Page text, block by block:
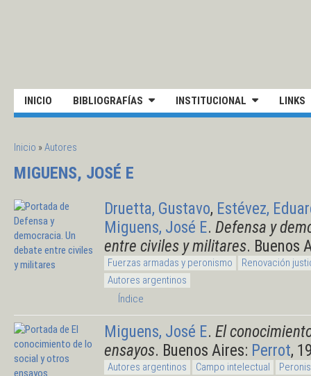
INICIO BIBLIOGRAFÍAS INSTITUCIONAL LINKS
SE ENCUENTRA USTED AQUÍ
Inicio » Autores
MIGUENS, JOSÉ E
Druetta, Gustavo, Estévez,
Miguens, José E. Defensa y
entre civiles y militares. Buenos
Fuerzas armadas y peronismo
Renovación
Autores argentinos
Índice
Miguens, José E. El
ensayos. Buenos Aires: Perrot,
Autores argentinos Campo intelectual